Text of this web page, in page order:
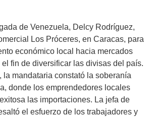
de Venezuela, Delcy Rodríguez,
Los Próceres, en Caracas, para
económico local hacia mercados
fin de diversificar las divisas del país.
la mandataria constató la soberanía
donde los emprendedores locales
las importaciones. La jefa de
el esfuerzo de los trabajadores y